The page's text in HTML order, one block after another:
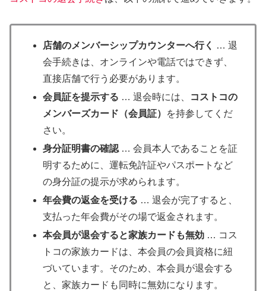
店舗のメンバーシップカウンターへ行く
… 退
会手続きは、オンラインや電話ではできず、
直接店舗で行う必要があります。
会員証を提示する … 退会時には、
コストコの
メンバーズカード（会員証）
を持参してくだ
さい。
身分証明書の確認 … 会員本人であることを証
明するために、運転免許証やパスポートなど
の身分証の提示が求められます。
年会費の返金を受ける … 退会が完了すると、
支払った年会費がその場で返金されます。
本会員が退会すると家族カードも無効 … コス
トコの家族カードは、本会員の会員資格に紐
づいています。そのため、本会員が退会する
と、家族カードも同時に無効になります。